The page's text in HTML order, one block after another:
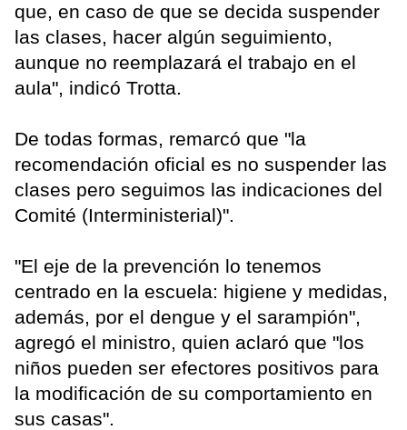
que, en caso de que se decida suspender
las clases, hacer algún seguimiento,
aunque no reemplazará el trabajo en el
aula", indicó Trotta.
De todas formas, remarcó que "la
recomendación oficial es no suspender las
clases pero seguimos las indicaciones del
Comité (Interministerial)".
"El eje de la prevención lo tenemos
centrado en la escuela: higiene y medidas,
además, por el dengue y el sarampión",
agregó el ministro, quien aclaró que "los
niños pueden ser efectores positivos para
la modificación de su comportamiento en
sus casas".